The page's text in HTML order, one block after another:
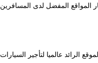
المواقع المفضل لدى المسافرين
الرائد عالميا لتأجير السيارات